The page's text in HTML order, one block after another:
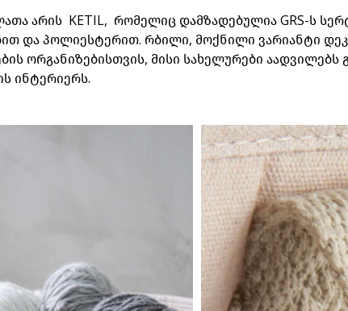
არის KETIL, რომელიც დამზადებულია GRS-ს
და პოლიესტერით. რბილი, მოქნილი ვარიანტი
ორგანიზებისთვის, მისი სახელურები აადვილებს
ინტერიერს.